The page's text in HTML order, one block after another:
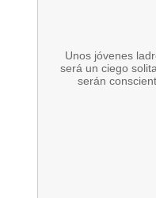
Unos jóvenes
será un ciego
serán